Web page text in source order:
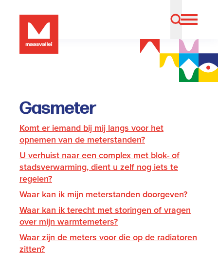
Gasmeter
Komt er iemand bij mij langs voor het
opnemen van de meterstanden?
U verhuist naar een complex met blok- of
stadsverwarming, dient u zelf nog iets te
regelen?
Waar kan ik mijn meterstanden doorgeven?
Waar kan ik terecht met storingen of vragen
over mijn warmtemeters?
Waar zijn de meters voor die op de radiatoren
zitten?